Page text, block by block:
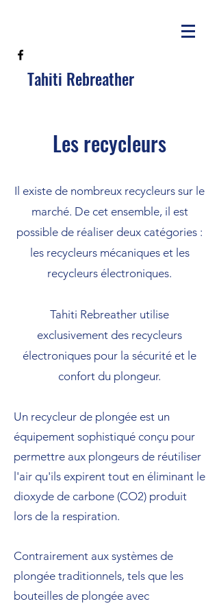
Tahiti Rebreather
Les recycleurs
Il existe de nombreux recycleurs sur le
marché. De cet ensemble, il est
possible de réaliser deux catégories :
les recycleurs mécaniques et les
recycleurs électroniques.
Tahiti Rebreather utilise
exclusivement des recycleurs
électroniques pour la sécurité et le
confort du plongeur.
Un recycleur de plongée est un
équipement sophistiqué conçu pour
permettre aux plongeurs de réutiliser
l'air qu'ils expirent tout en éliminant le
dioxyde de carbone (CO2) produit
lors de la respiration.
Contrairement aux systèmes de
plongée traditionnels, tels que les
bouteilles de plongée avec